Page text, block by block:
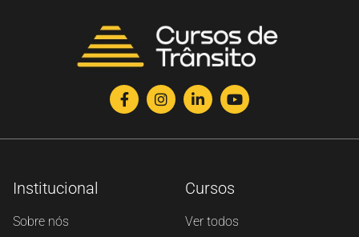
Institucional
Sobre nós
Cursos
Ver todos